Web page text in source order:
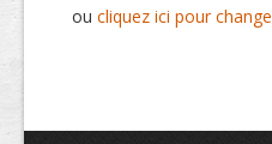
ou cliquez ici pour